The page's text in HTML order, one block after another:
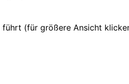
führt (für größere Ansicht